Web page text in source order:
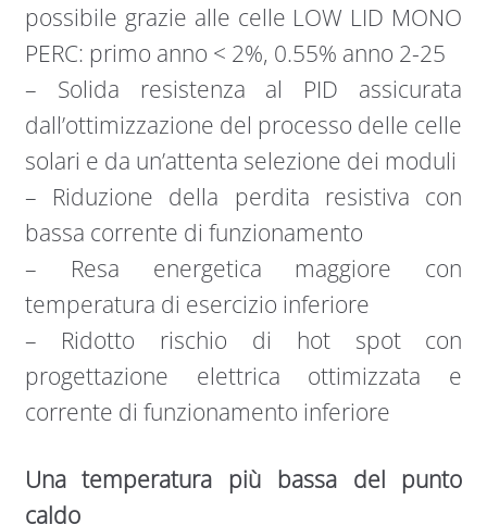
possibile grazie alle celle LOW LID MONO
PERC: primo anno < 2%, 0.55% anno 2-25
– Solida resistenza al PID assicurata
dall’ottimizzazione del processo delle celle
solari e da un’attenta selezione dei moduli
– Riduzione della perdita resistiva con
bassa corrente di funzionamento
– Resa energetica maggiore con
temperatura di esercizio inferiore
– Ridotto rischio di hot spot con
progettazione elettrica ottimizzata e
corrente di funzionamento inferiore​
Una temperatura più bassa del punto
caldo